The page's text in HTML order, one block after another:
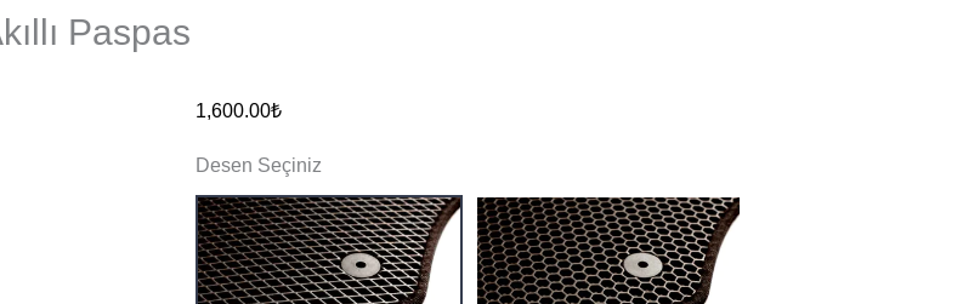
Paspas
1,600.00₺
Desen Seçiniz
Eva
Akıllı
Paspas
adet